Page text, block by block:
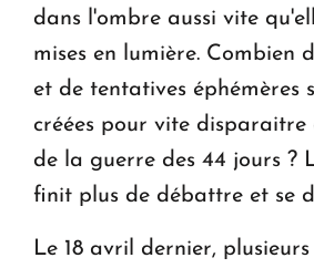
dans l'ombre aussi vite
mises en lumière. Combien
et de tentatives éphémères
créées pour vite disparaitre
de la guerre des 44 jours ?
finit plus de débattre et se
Le 18 avril dernier, plusieurs